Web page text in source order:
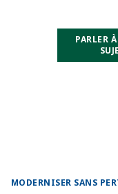
PARLER
MODERNISER SANS